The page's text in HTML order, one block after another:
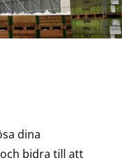
dina
bidra till att